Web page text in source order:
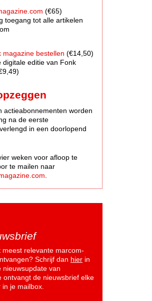
(€65)
toegang tot alle artikelen
magazine bestellen (€14,50)
digitale editie van Fonk
actieabonnementen worden
na de eerste
in een doorlopend
weken voor afloop te
te mailen naar
relevante marcom-
Schrijf dan hier in
nieuwsupdate van
ontvangt de nieuwsbrief elke
je mailbox.